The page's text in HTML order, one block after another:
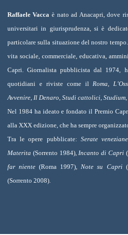
Raffaele Vacca è nato ad Anacapri, dove
universitari in giurisprudenza, si è
particolare sulla situazione del nostro
vita sociale, commerciale, educativa,
Capri. Giornalista pubblicista dal 1974,
quotidiani e riviste come ilRoma,
Avvenire, Il Denaro, Studi cattolici, Studium,
Nel 1984 ha ideato e fondato il Premio
alla XXX edizione, che ha sempre
Tra le opere pubblicate: Serate veneziane
Materita (Sorrento 1984),Incanto di Capri
far niente (Roma 1997),Note su Capri
(Sorrento 2008).